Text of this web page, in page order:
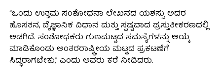
“ಒಂದು ಉತ್ತಮ ಸಂಶೋಧನಾ ಲೇಖನದ ಯಶಸ್ಸು ಅದರ
ಹೊಸತನ, ವೈಜ್ಞಾನಿಕ ವಿಧಾನ ಮತ್ತು ಸ್ಪಷ್ಟವಾದ ಪ್ರಸ್ತುತೀಕರಣದಲ್ಲಿ
ಅಡಗಿದೆ. ಸಂಶೋಧಕರು ಗುಣಮಟ್ಟದ ಸಮಸ್ಯೆಗಳನ್ನು ಆಯ್ಕೆ
ಮಾಡಿಕೊಂಡು ಅಂತರರಾಷ್ಟ್ರೀಯ ಮಟ್ಟದ ಪ್ರಕಟಣೆಗೆ
ಸಿದ್ಧರಾಗಬೇಕು,” ಎಂದು ಅವರು ಕರೆ ನೀಡಿದರು.